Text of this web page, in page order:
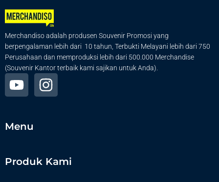
Merchandiso adalah produsen Souvenir Promosi yang
berpengalaman lebih dari 10 tahun, Terbukti Melayani lebih dari 750
Perusahaan dan memproduksi lebih dari 500.000 Merchandise
(Souvenir Kantor terbaik kami sajikan untuk Anda).
Menu
Produk Kami